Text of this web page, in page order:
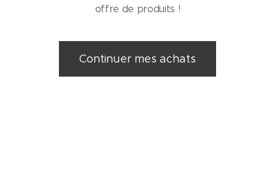
offre de produits !
Continuer mes achats